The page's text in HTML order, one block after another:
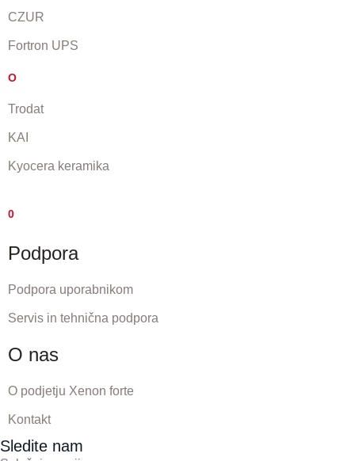
CZUR
Fortron UPS
O
Trodat
KAI
Kyocera keramika
0
Podpora
Podpora uporabnikom
Servis in tehnična podpora
O nas
O podjetju Xenon forte
Kontakt
Sledite nam